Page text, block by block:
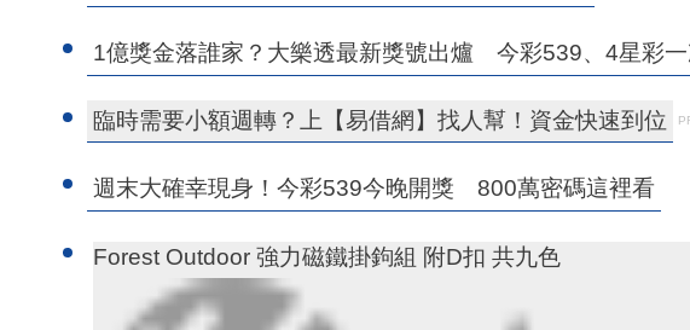
1億獎金落誰家？大樂透最新獎號出爐 今彩539、4星彩
臨時需要小額週轉？上【易借網】找人幫！資金快速到位
週末大確幸現身！今彩539今晚開獎 800萬密碼這裡看
Forest Outdoor 強力磁鐵掛鉤組 附D扣 共九色